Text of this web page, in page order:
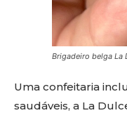
Brigadeiro belga La
Uma confeitaria
saudáveis, a La